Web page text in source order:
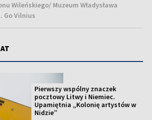
Wileńskiego/ Muzeum Władysława
Go Vilnius
Pierwszy wspólny znaczek
pocztowy Litwy i Niemiec.
Upamiętnia „Kolonię artystów w
Nidzie”